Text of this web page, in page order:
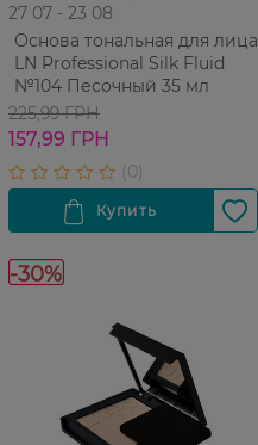
27 07 - 23 08
Основа тональная для лица
LN Professional Silk Fluid
№104 Песочный 35 мл
225,99 ГРН
157,99 ГРН
-30%